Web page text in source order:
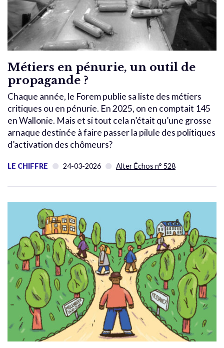
Métiers en pénurie, un outil de
propagande ?
Chaque année, le Forem publie sa liste des métiers
critiques ou en pénurie. En 2025, on en comptait 145
en Wallonie. Mais et si tout cela n’était qu’une grosse
arnaque destinée à faire passer la pilule des politiques
d’activation des chômeurs?
LE CHIFFRE 24-03-2026 Alter Échos n° 528